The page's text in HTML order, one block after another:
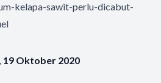
kelapa-sawit-perlu-dicabut-
19 Oktober 2020